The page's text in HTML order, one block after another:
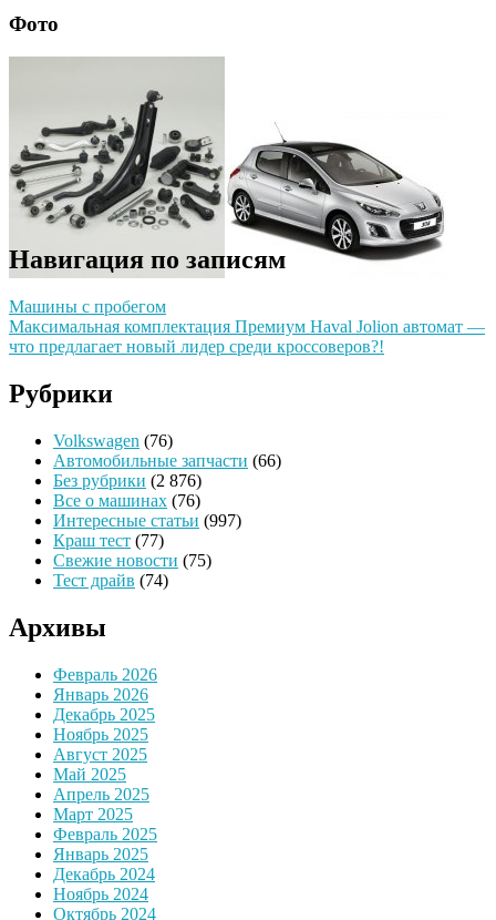
Фото
Навигация по записям
Машины с пробегом
Максимальная комплектация Премиум Haval Jolion автомат —
что предлагает новый лидер среди кроссоверов?!
Рубрики
Volkswagen (76)
Автомобильные запчасти (66)
Без рубрики (2 876)
Все о машинах (76)
Интересные статьи (997)
Краш тест (77)
Свежие новости (75)
Тест драйв (74)
Архивы
Февраль 2026
Январь 2026
Декабрь 2025
Ноябрь 2025
Август 2025
Май 2025
Апрель 2025
Март 2025
Февраль 2025
Январь 2025
Декабрь 2024
Ноябрь 2024
Октябрь 2024